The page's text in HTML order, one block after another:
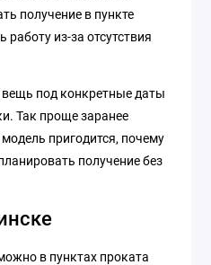
получение в пункте
из-за отсутствия
под конкретные даты
Так проще заранее
пригодится, почему
получение без
в пунктах проката